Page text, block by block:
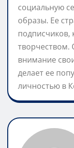
социальную
образы. Ее
подписчиков,
творчеством.
внимание
делает ее
личностью в